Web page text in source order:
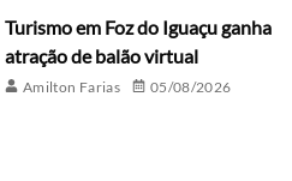
Turismo em Foz do Iguaçu ganha
atração de balão virtual
Amilton Farias 05/08/2026